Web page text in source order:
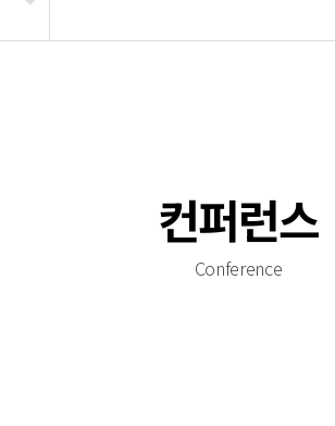
컨퍼런스
Conference